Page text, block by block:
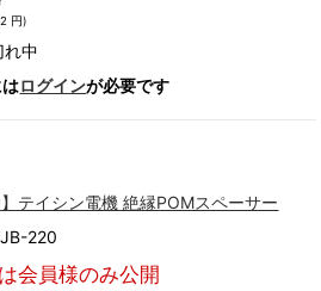
円)
れ中
ログインが必要です
】テイシン電機 絶縁POMスペーサー
220
会員様のみ公開